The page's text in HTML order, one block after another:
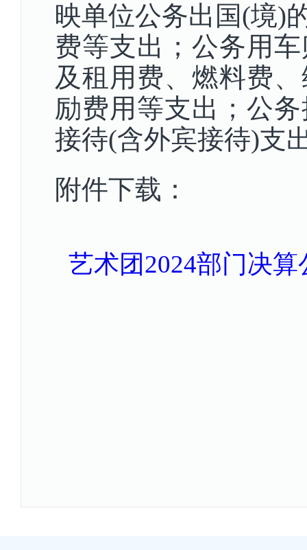
映单位公务出国(境)
费等支出；公务用
及租用费、燃料费
励费用等支出；公
接待(含外宾接待)支
附件下载：
艺术团2024部门决算